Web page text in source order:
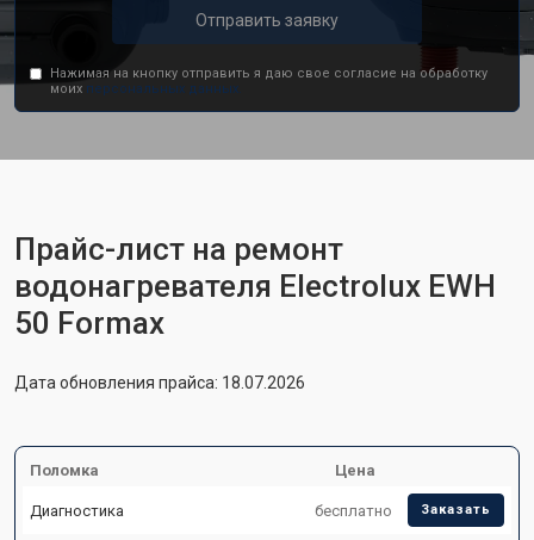
Отправить заявку
Нажимая на кнопку отправить я даю свое согласие на обработку
моих персональных данных.
Прайс-лист на ремонт
водонагревателя Electrolux EWH
50 Formax
Дата обновления прайса: 18.07.2026
Поломка Цена
Диагностика бесплатно Заказать